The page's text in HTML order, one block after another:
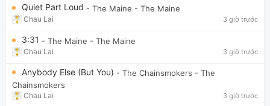
Quiet Part Loud - The Maine - The Maine
Chau Lai 3 giờ trước
3:31 - The Maine - The Maine
Chau Lai 3 giờ trước
Anybody Else (But You) - The Chainsmokers - The
Chainsmokers
Chau Lai 3 giờ trước